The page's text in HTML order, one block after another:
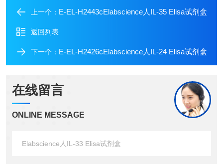
上一个： E-EL-H2443cElabscience人IL-35 Elisa试剂盒
返回列表
下一个： E-EL-H2426cElabscience人IL-24 Elisa试剂盒
在线留言
ONLINE MESSAGE